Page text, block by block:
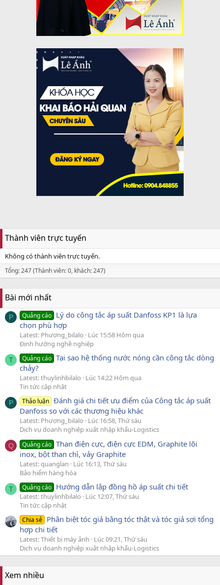
Thành viên trực tuyến
Không có thành viên trực tuyến.
Tổng: 247 (Thành viên: 0, khách: 247)
Bài mới nhất
P Quảng cáo Lý do công tắc áp suất Danfoss KP1 là lựa
chọn phù hợp
Latest: Phương_bilalo
Lúc 15:58 Hôm qua
Định hướng nghề nghiệp
T Quảng cáo Tại sao hệ thống nước nóng cần công tắc dòng
chảy?
Latest: thuylinhbilalo
Lúc 14:22 Hôm qua
Tin tức cập nhật
P Thảo luận Đánh giá chi tiết ưu điểm của Công tắc áp suất
Danfoss so với các thương hiệu khác
Latest: Phương_bilalo
Lúc 16:58, Thứ sáu
Dịch vụ doanh nghiệp xuất nhập khẩu-Logistics
Q Quảng cáo Than điện cực, điện cực EDM, Graphite lõi
inox, bột than chì, vảy Graphite
Latest: quanglan
Lúc 16:13, Thứ sáu
Bảo hiểm hàng hóa
T Quảng cáo Hướng dẫn lắp đồng hồ áp suất chi tiết
Latest: thuylinhbilalo
Lúc 12:07, Thứ sáu
Tin tức cập nhật
Chia sẻ Phân biệt tóc giả bằng tóc thật và tóc giả sợi tổng
hợp chi tiết
Latest: Thiết bị máy ảnh
Lúc 09:21, Thứ sáu
Dịch vụ doanh nghiệp xuất nhập khẩu-Logistics
Xem nhiều